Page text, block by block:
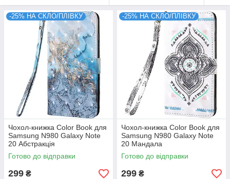
-25% НА СКЛО/ПЛІВКУ
Чохол-книжка Color Book для
Samsung N980 Galaxy Note
20 Абстракція
Готово до відправки
299 ₴
-25% НА СКЛО/ПЛІВКУ
Чохол-книжка Color Book для
Samsung N980 Galaxy Note
20 Мандала
Готово до відправки
299 ₴